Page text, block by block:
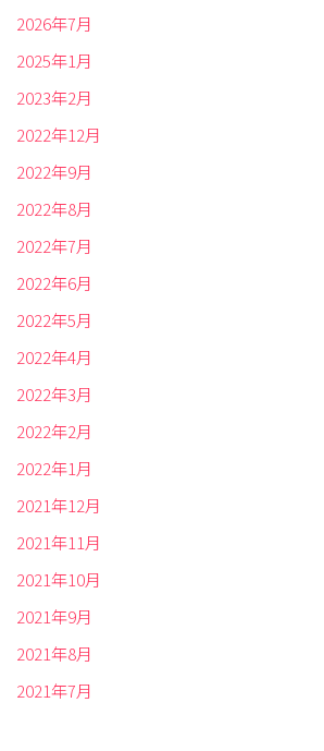
2026年7月
2025年1月
2023年2月
2022年12月
2022年9月
2022年8月
2022年7月
2022年6月
2022年5月
2022年4月
2022年3月
2022年2月
2022年1月
2021年12月
2021年11月
2021年10月
2021年9月
2021年8月
2021年7月